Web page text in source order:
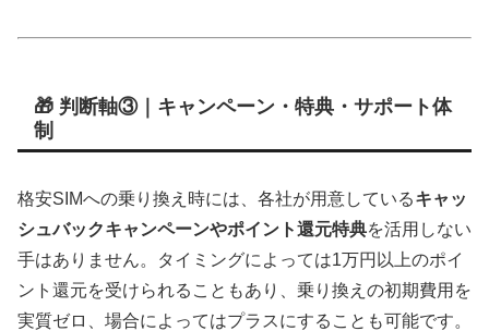
🎁 判断軸③｜キャンペーン・特典・サポート体
制
格安SIMへの乗り換え時には、各社が用意しているキャッ
シュバックキャンペーンやポイント還元特典を活用しない
手はありません。タイミングによっては1万円以上のポイ
ント還元を受けられることもあり、乗り換えの初期費用を
実質ゼロ、場合によってはプラスにすることも可能です。